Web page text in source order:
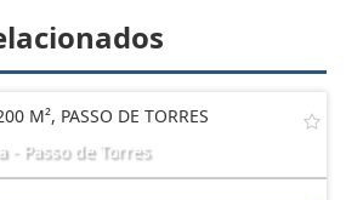
M², PASSO DE TORRES
- Passo de Torres